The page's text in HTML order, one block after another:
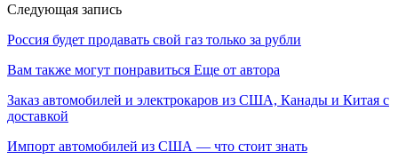
Следующая запись
Россия будет продавать свой газ только за рубли
Вам также могут понравиться Еще от автора
Заказ автомобилей и электрокаров из США, Канады и Китая с
доставкой
Импорт автомобилей из США — что стоит знать